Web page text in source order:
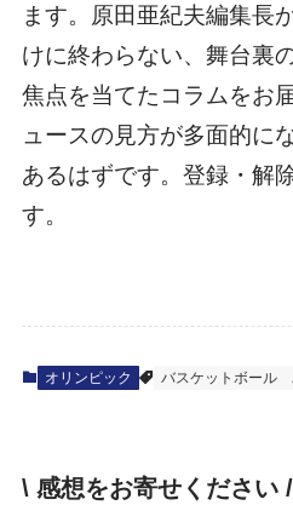
ます。原田亜紀夫編集長
けに終わらない、舞台裏
焦点を当てたコラムをお
ュースの見方が多面的に
あるはずです。登録・解
す。
オリンピック バスケットボール
\ 感想をお寄せください /